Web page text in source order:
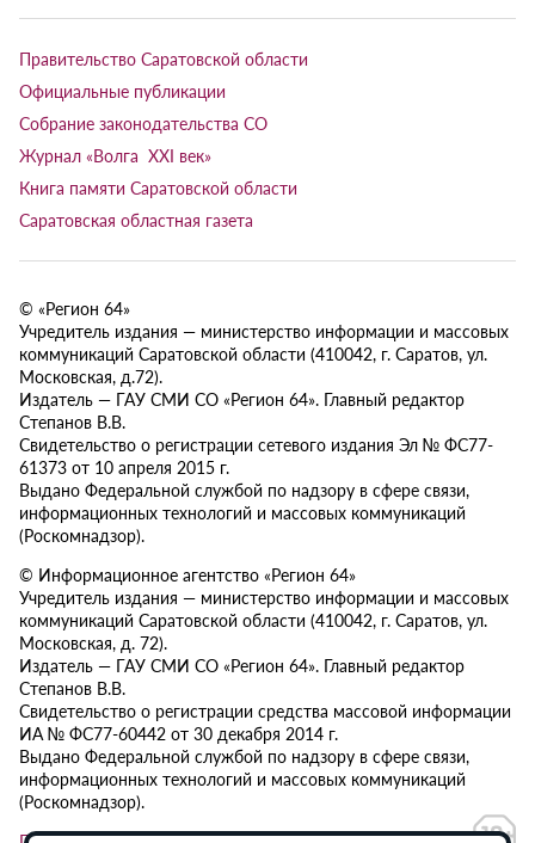
Правительство Саратовской области
Официальные публикации
Собрание законодательства СО
Журнал «Волга XXI век»
Книга памяти Саратовской области
Саратовская областная газета
© «Регион 64»
Учредитель издания — министерство информации и массовых
коммуникаций Саратовской области (410042, г. Саратов, ул.
Московская, д.72).
Издатель — ГАУ СМИ СО «Регион 64». Главный редактор
Степанов В.В.
Свидетельство о регистрации сетевого издания Эл № ФС77-
61373 от 10 апреля 2015 г.
Выдано Федеральной службой по надзору в сфере связи,
информационных технологий и массовых коммуникаций
(Роскомнадзор).
© Информационное агентство «Регион 64»
Учредитель издания — министерство информации и массовых
коммуникаций Саратовской области (410042, г. Саратов, ул.
Московская, д. 72).
Издатель — ГАУ СМИ СО «Регион 64». Главный редактор
Степанов В.В.
Свидетельство о регистрации средства массовой информации
ИА № ФС77-60442 от 30 декабря 2014 г.
Выдано Федеральной службой по надзору в сфере связи,
информационных технологий и массовых коммуникаций
(Роскомнадзор).